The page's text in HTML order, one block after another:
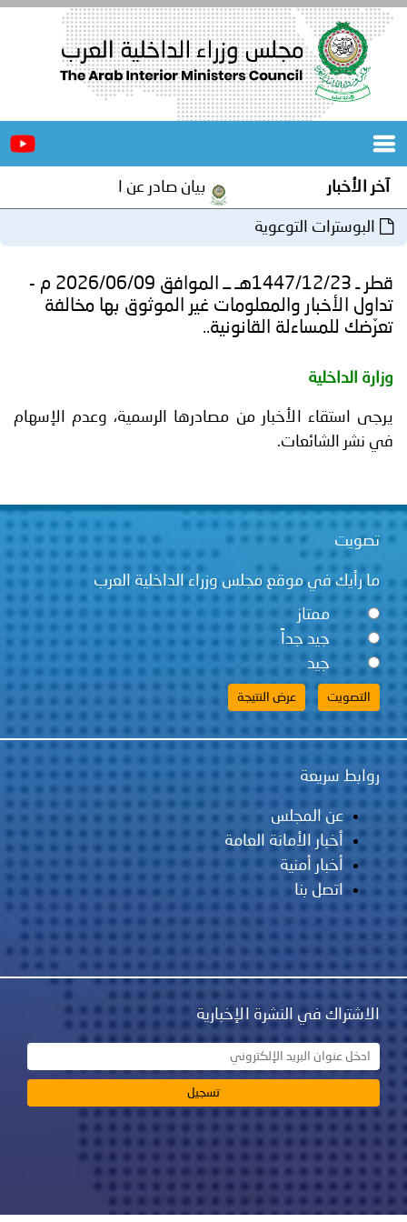
الرئيسية
المجلس
مؤتمرات
و
اجتماعات
جهود
و
إنجازات
برامج
توعوية
الخدمات
وفيديو
مجلة
أصداء
الأمانة
إعلانات
من
نحن
اتصل
آخر الأخبار بيان صادر عن الأمانة العامة لمجلس
البوسترات التوعوية
قطر ـ 1447/12/23هـ ــ الموافق 2026/06/09 م -
‏تداول الأخبار والمعلومات غير الموثوق بها مخالفة
تعرّضك للمساءلة القانونية..
وزارة الداخلية
‏يرجى استقاء الأخبار من مصادرها الرسمية، وعدم الإسهام
في نشر الشائعات.
تصويت
ما رأيك في موقع مجلس وزراء الداخلية العرب
ممتاز
جيد جداً
جيد
روابط سريعة
عن المجلس
أخبار الأمانة العامة
أخبار أمنية
اتصل بنا
الاشتراك في النشرة الإخبارية